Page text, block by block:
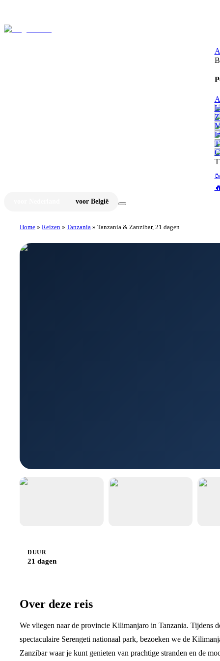
voor België
Home » Reizen » Tanzania » Tanzania & Zanzibar, 21 dagen
DUUR
21 dagen
Over deze reis
We vliegen naar de provincie Kilimanjaro in Tanzania. Tijdens
spectaculaire Serengeti nationaal park, bezoeken we de
Zanzibar waar je kunt genieten van prachtige stranden en de